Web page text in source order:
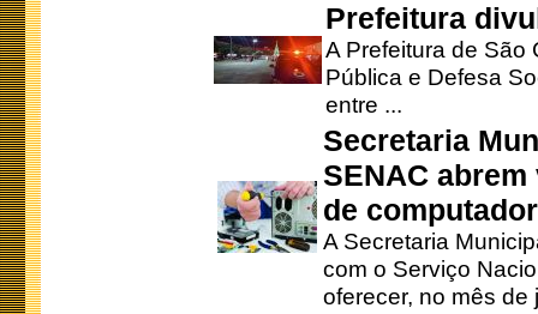
Prefeitura
A Prefeitura de São
Pública e Defesa
entre ...
Secretaria
SENAC
de
A Secretaria
com o Serviço
oferecer, no mês de